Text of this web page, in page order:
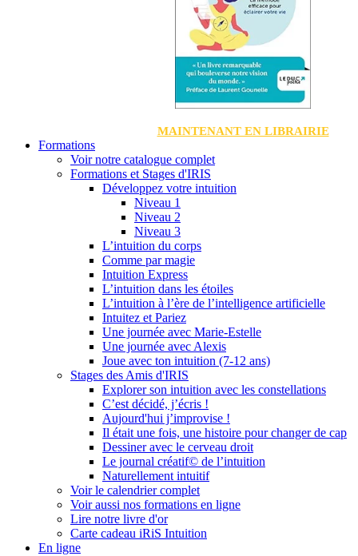
MAINTENANT EN LIBRAIRIE
Formations
Voir notre catalogue complet
Formations et Stages d'IRIS
Développez votre intuition
Niveau 1
Niveau 2
Niveau 3
L’intuition du corps
Comme par magie
Intuition Express
L’intuition dans les étoiles
L’intuition à l’ère de l’intelligence artificielle
Intuitez et Pariez
Une journée avec Marie-Estelle
Une journée avec Alexis
Joue avec ton intuition (7-12 ans)
Stages des Amis d'IRIS
Explorer son intuition avec les constellations
C’est décidé, j’écris !
Aujourd'hui j’improvise !
Il était une fois, une histoire pour changer de cap
Dessiner avec le cerveau droit
Le journal créatif© de l’intuition
Naturellement intuitif
Voir le calendrier complet
Voir aussi nos formations en ligne
Lire notre livre d'or
Carte cadeau iRiS Intuition
En ligne